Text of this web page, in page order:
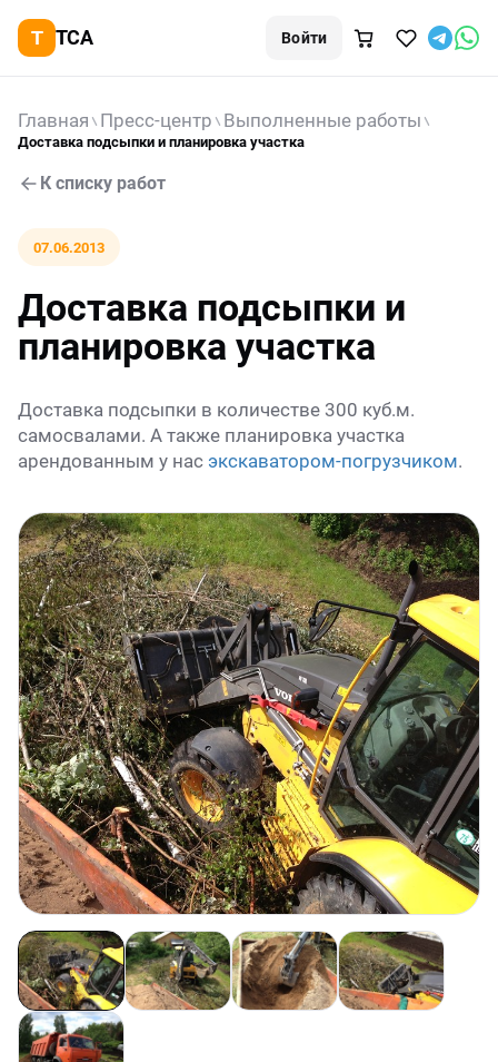
TCA Войти
Главная Пресс-центр Выполненные работы
Доставка подсыпки и планировка участка
К списку работ
07.06.2013
Доставка подсыпки и
планировка участка
Доставка подсыпки в количестве 300 куб.м.
самосвалами. А также планировка участка
арендованным у нас экскаватором-погрузчиком.